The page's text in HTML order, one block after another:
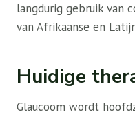
langdurig gebruik van
van Afrikaanse en
Huidige
Glaucoom wordt